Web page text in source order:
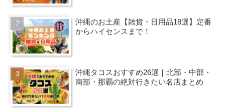
沖縄のお土産【雑貨・日用品18選】定番
からハイセンスまで！
沖縄タコスおすすめ26選｜北部・中部・
南部・那覇の絶対行きたい名店まとめ